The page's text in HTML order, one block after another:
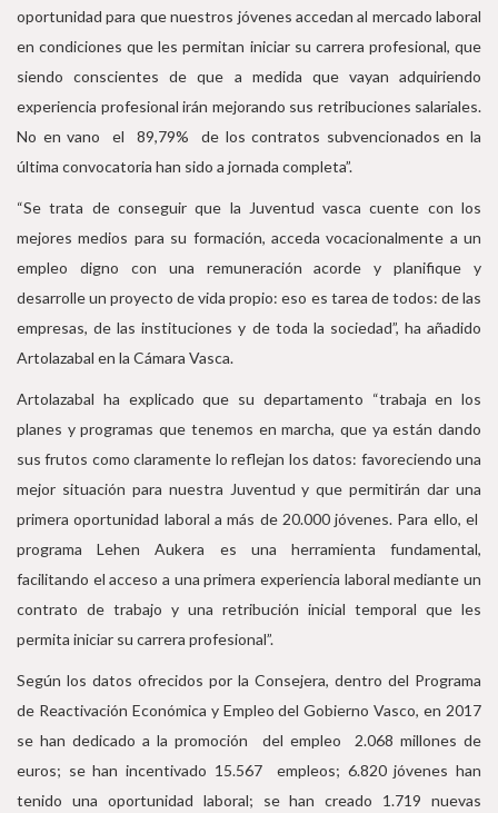
oportunidad para que nuestros jóvenes accedan al mercado laboral
en condiciones que les permitan iniciar su carrera profesional, que
siendo conscientes de que a medida que vayan adquiriendo
experiencia profesional irán mejorando sus retribuciones salariales.
No en vano el 89,79% de los contratos subvencionados en la
última convocatoria han sido a jornada completa”.
“Se trata de conseguir que la Juventud vasca cuente con los
mejores medios para su formación, acceda vocacionalmente a un
empleo digno con una remuneración acorde y planifique y
desarrolle un proyecto de vida propio: eso es tarea de todos: de las
empresas, de las instituciones y de toda la sociedad”, ha añadido
Artolazabal en la Cámara Vasca.
Artolazabal ha explicado que su departamento “trabaja en los
planes y programas que tenemos en marcha, que ya están dando
sus frutos como claramente lo reflejan los datos: favoreciendo una
mejor situación para nuestra Juventud y que permitirán dar una
primera oportunidad laboral a más de 20.000 jóvenes. Para ello, el
programa Lehen Aukera es una herramienta fundamental,
facilitando el acceso a una primera experiencia laboral mediante un
contrato de trabajo y una retribución inicial temporal que les
permita iniciar su carrera profesional”.
Según los datos ofrecidos por la Consejera, dentro del Programa
de Reactivación Económica y Empleo del Gobierno Vasco, en 2017
se han dedicado a la promoción del empleo 2.068 millones de
euros; se han incentivado 15.567 empleos; 6.820 jóvenes han
tenido una oportunidad laboral; se han creado 1.719 nuevas